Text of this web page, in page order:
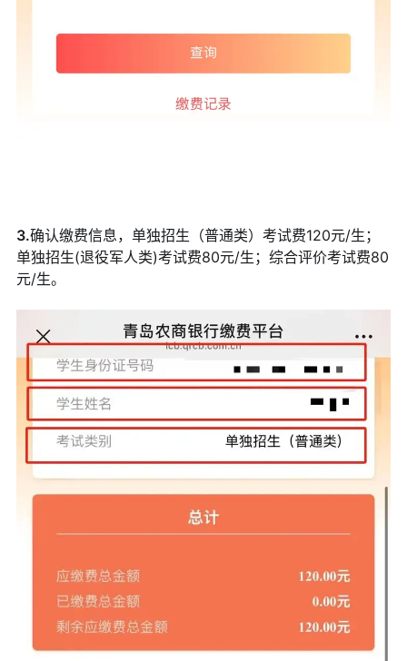
3.确认缴费信息，单独招生（普通类）考试费120元/生；
单独招生(退役军人类)考试费80元/生；综合评价考试费80
元/生。